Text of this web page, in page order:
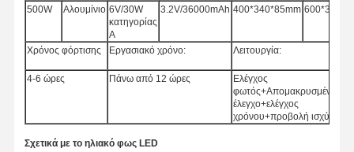
500W Αλουμίνιο 6V/30W
κατηγορίας
Α
3.2V/36000mAh 400*340*85mm
Χρόνος φόρτισης Εργασιακό χρόνο: Λειτουργία:
4-6 ώρες Πάνω από 12 ώρες
Ελέγχος
φωτός+Απομακρυσμένο
έλεγχο+ελέγχος
χρόνου+προβολή ισχύος
Σχετικά με το ηλιακό φως LED